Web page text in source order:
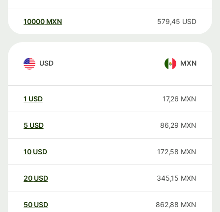
10000 MXN 579,45 USD
USD MXN
1 USD 17,26 MXN
5 USD 86,29 MXN
10 USD 172,58 MXN
20 USD 345,15 MXN
50 USD 862,88 MXN